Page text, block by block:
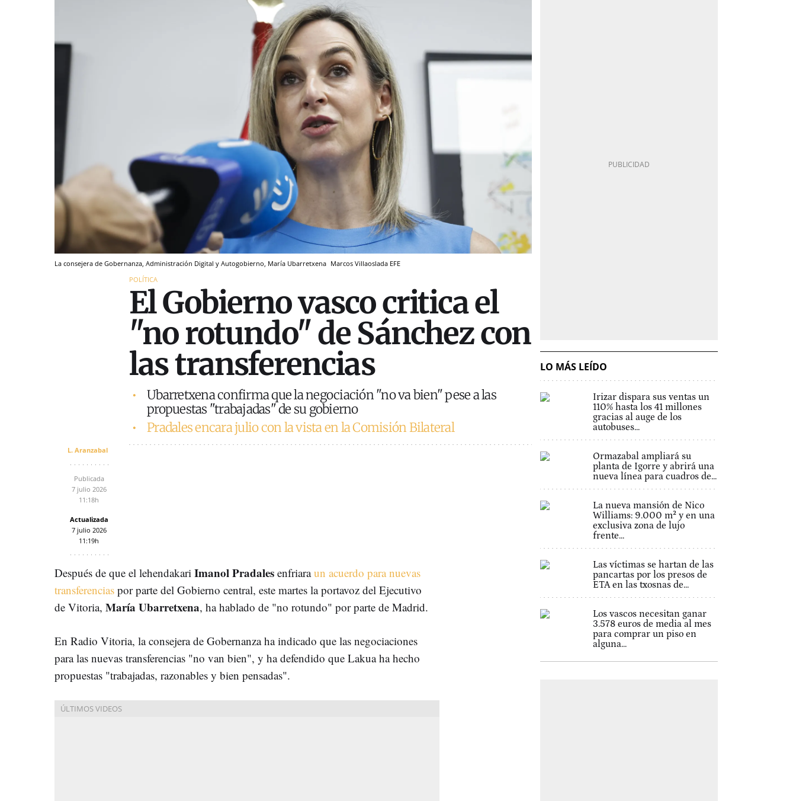
La consejera de Gobernanza, Administración Digital y Autogobierno, María Ubarretxena Marcos Villaoslada EFE
POLÍTICA
El Gobierno vasco critica el
"no rotundo" de Sánchez con
las transferencias
Ubarretxena confirma que la negociación "no va bien" pese a las
propuestas "trabajadas" de su gobierno
Pradales encara julio con la vista en la Comisión Bilateral
L. Aranzabal
Publicada
7 julio 2026
11:18h
Actualizada
7 julio 2026
11:19h
Después de que el lehendakari ImanolPradales enfriaraun acuerdo para nuevas
transferencias por parte del Gobierno central, este martes la portavoz del Ejecutivo
de Vitoria, María Ubarretxena, ha hablado de "no rotundo" por parte de Madrid.
En Radio Vitoria, la consejera de Gobernanza ha indicado que las negociaciones
para las nuevas transferencias "no van bien", y ha defendido que Lakua ha hecho
propuestas "trabajadas, razonables y bien pensadas".
LO MÁS LEÍDO
Irizar dispara sus ventas un
110% hasta los 41 millones
gracias al auge de los
autobuses...
Ormazabal ampliará su
planta de Igorre y abrirá una
nueva línea para cuadros de...
La nueva mansión de Nico
Williams: 9.000 m² y en una
exclusiva zona de lujo
frente...
Las víctimas se hartan de las
pancartas por los presos de
ETA en las txosnas de...
Los vascos necesitan ganar
3.578 euros de media al mes
para comprar un piso en
alguna...